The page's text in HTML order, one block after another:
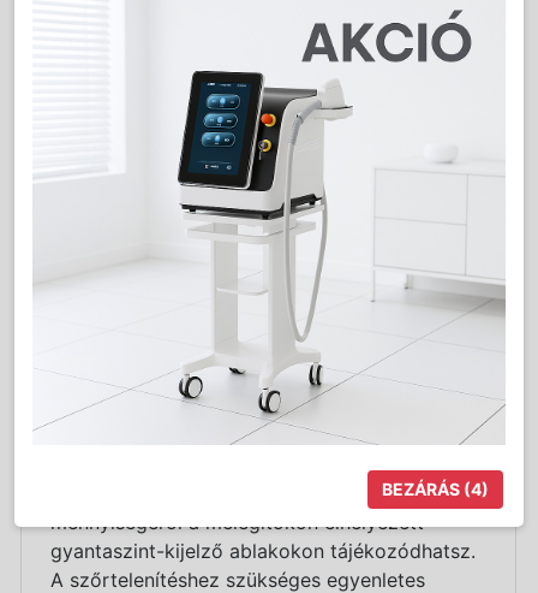
Az AW9082 modern formatervezésű dou
gyantázó gépével szintet léphetsz kozmetikai
szalonodban. A gyantamelegítő a nagyobb
igénybevételhez tervezve 2db 100ml-es
gyantapatron egyidejű felmelegítését teszi
lehetővé, hogy munkád gyorsabbá és
mindenek előtt gazdaságosabbá tegye. A
gyantázó géphez csatlakoztatott mono
melegítők kialakításukkal és könnyed súlyukkal
is segítik a munkád, hiszen jól illenek a kezekbe
és az egész napos munka során sem fárasztják
azokat. A melegítő egységek rózsaszín
védőkupakja gyors és hatékony felmelegítést
támogatja munkádat. Az elhasznált gyanta
mennyiségéről a melegítőkön elhelyezett
gyantaszint-kijelző ablakokon tájékozódhatsz.
A szőrtelenítéshez szükséges egyenletes
BEZÁRÁS (4)